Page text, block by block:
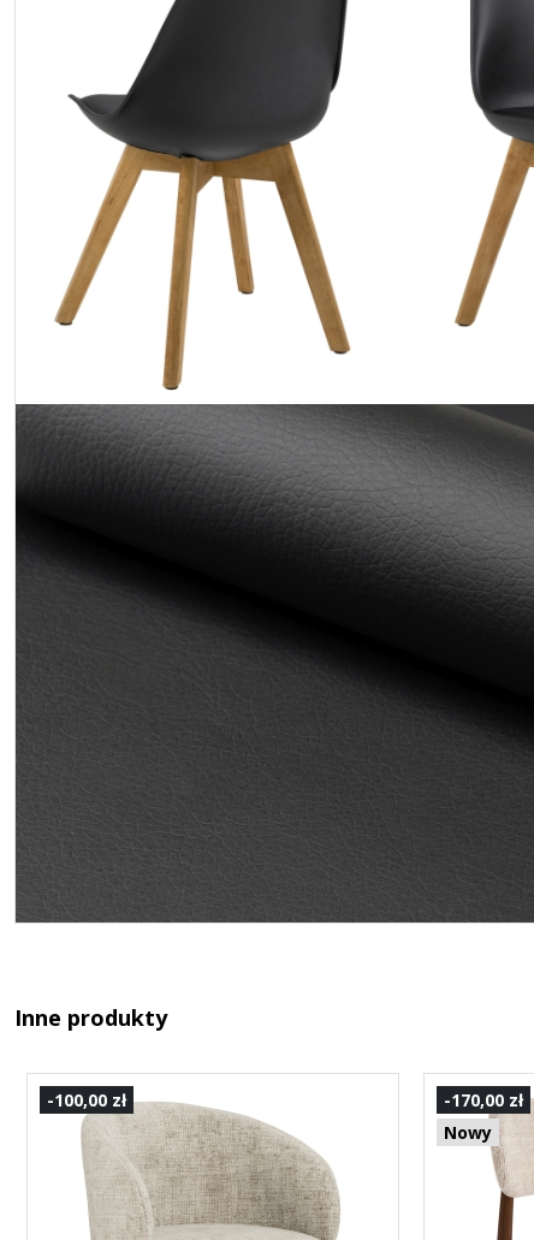
Inne produkty
-100,00 zł
-170,00 zł
Nowy